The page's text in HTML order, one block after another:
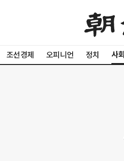
조선경제 오피니언 정치 사회